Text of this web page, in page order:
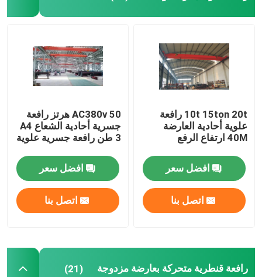
جولة في المعمل
ضبط الجودة
رافعة متحركة علوية
رافعة علوية بعارضة واحدة
10t 15ton 20t رافعة
علوية أحادية العارضة
40M ارتفاع الرفع
افضل سعر
اتصل بنا
AC380v 50 هرتز رافعة
جسرية أحادية الشعاع A4
3 طن رافعة جسرية علوية
افضل سعر
اتصل بنا
رافعة قنطرية متحركة بعارضة مزدوجة (21)